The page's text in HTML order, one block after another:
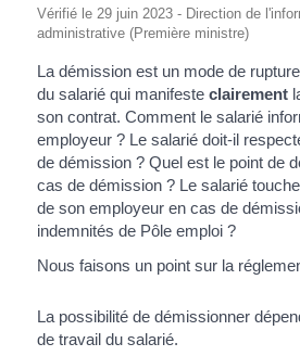
Vérifié le 29 juin 2023 - Direction de
administrative (Première ministre)
La démission est un mode de
du salarié qui manifeste clairement
son contrat. Comment le salarié
employeur ? Le salarié doit-il
de démission ? Quel est le point de
cas de démission ? Le salarié
de son employeur en cas de
indemnités de Pôle emploi ?
Nous faisons un point sur la
La possibilité de démissionner
de travail du salarié.